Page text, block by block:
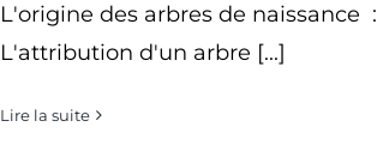
L'origine des arbres de naissance :
L'attribution d'un arbre [...]
Lire la suite